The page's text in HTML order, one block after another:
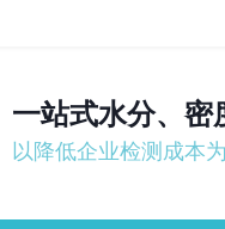
一站式水分、密
以降低企业检测成本